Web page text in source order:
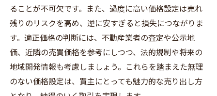
ることが不可欠です。また、過度に高い価格設定は売れ
残りのリスクを高め、逆に安すぎると損失につながりま
す。適正価格の判断には、不動産業者の査定や公示地
価、近隣の売買価格を参考にしつつ、法的規制や将来の
地域開発情報も考慮しましょう。これらを踏まえた無理
のない価格設定は、買主にとっても魅力的な売り出し方